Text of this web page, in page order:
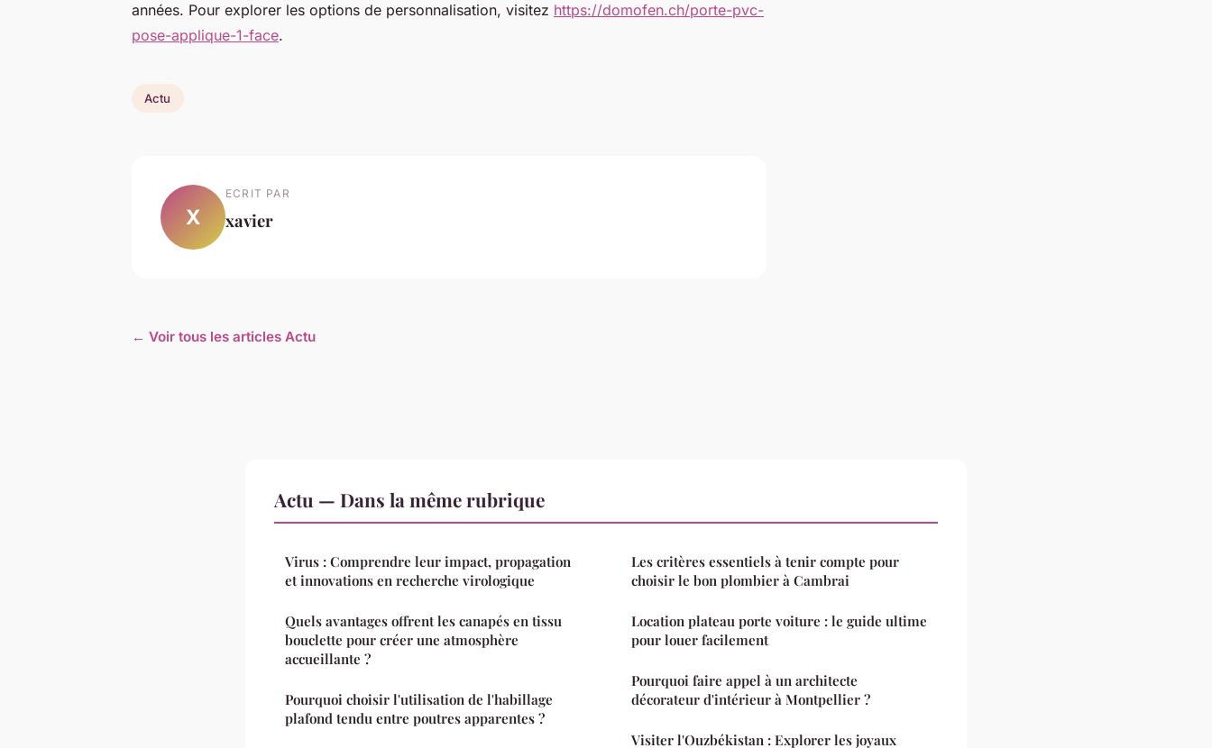
années. Pour explorer les options de personnalisation, visitez https://domofen.ch/porte-pvc-
pose-applique-1-face.
Actu
X
ECRIT PAR
xavier
← Voir tous les articles Actu
Actu — Dans la même rubrique
Virus : Comprendre leur impact, propagation
et innovations en recherche virologique
Quels avantages offrent les canapés en tissu
bouclette pour créer une atmosphère
accueillante ?
Pourquoi choisir l'utilisation de l'habillage
plafond tendu entre poutres apparentes ?
Les critères essentiels à tenir compte pour
choisir le bon plombier à Cambrai
Location plateau porte voiture : le guide ultime
pour louer facilement
Pourquoi faire appel à un architecte
décorateur d'intérieur à Montpellier ?
Visiter l'Ouzbékistan : Explorer les joyaux